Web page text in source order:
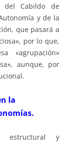
del Cabildo de
y de la
que pasará a
por lo que,
«agrupación»
aunque, por
la
estructural y